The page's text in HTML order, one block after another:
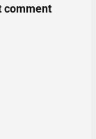
comment